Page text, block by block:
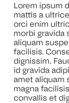
Lorem ipsum
mattis a
orci enim
morbi gravida
aliquam
facilisis.
dignissim.
id gravida
amet aliquam
magna
convallis et